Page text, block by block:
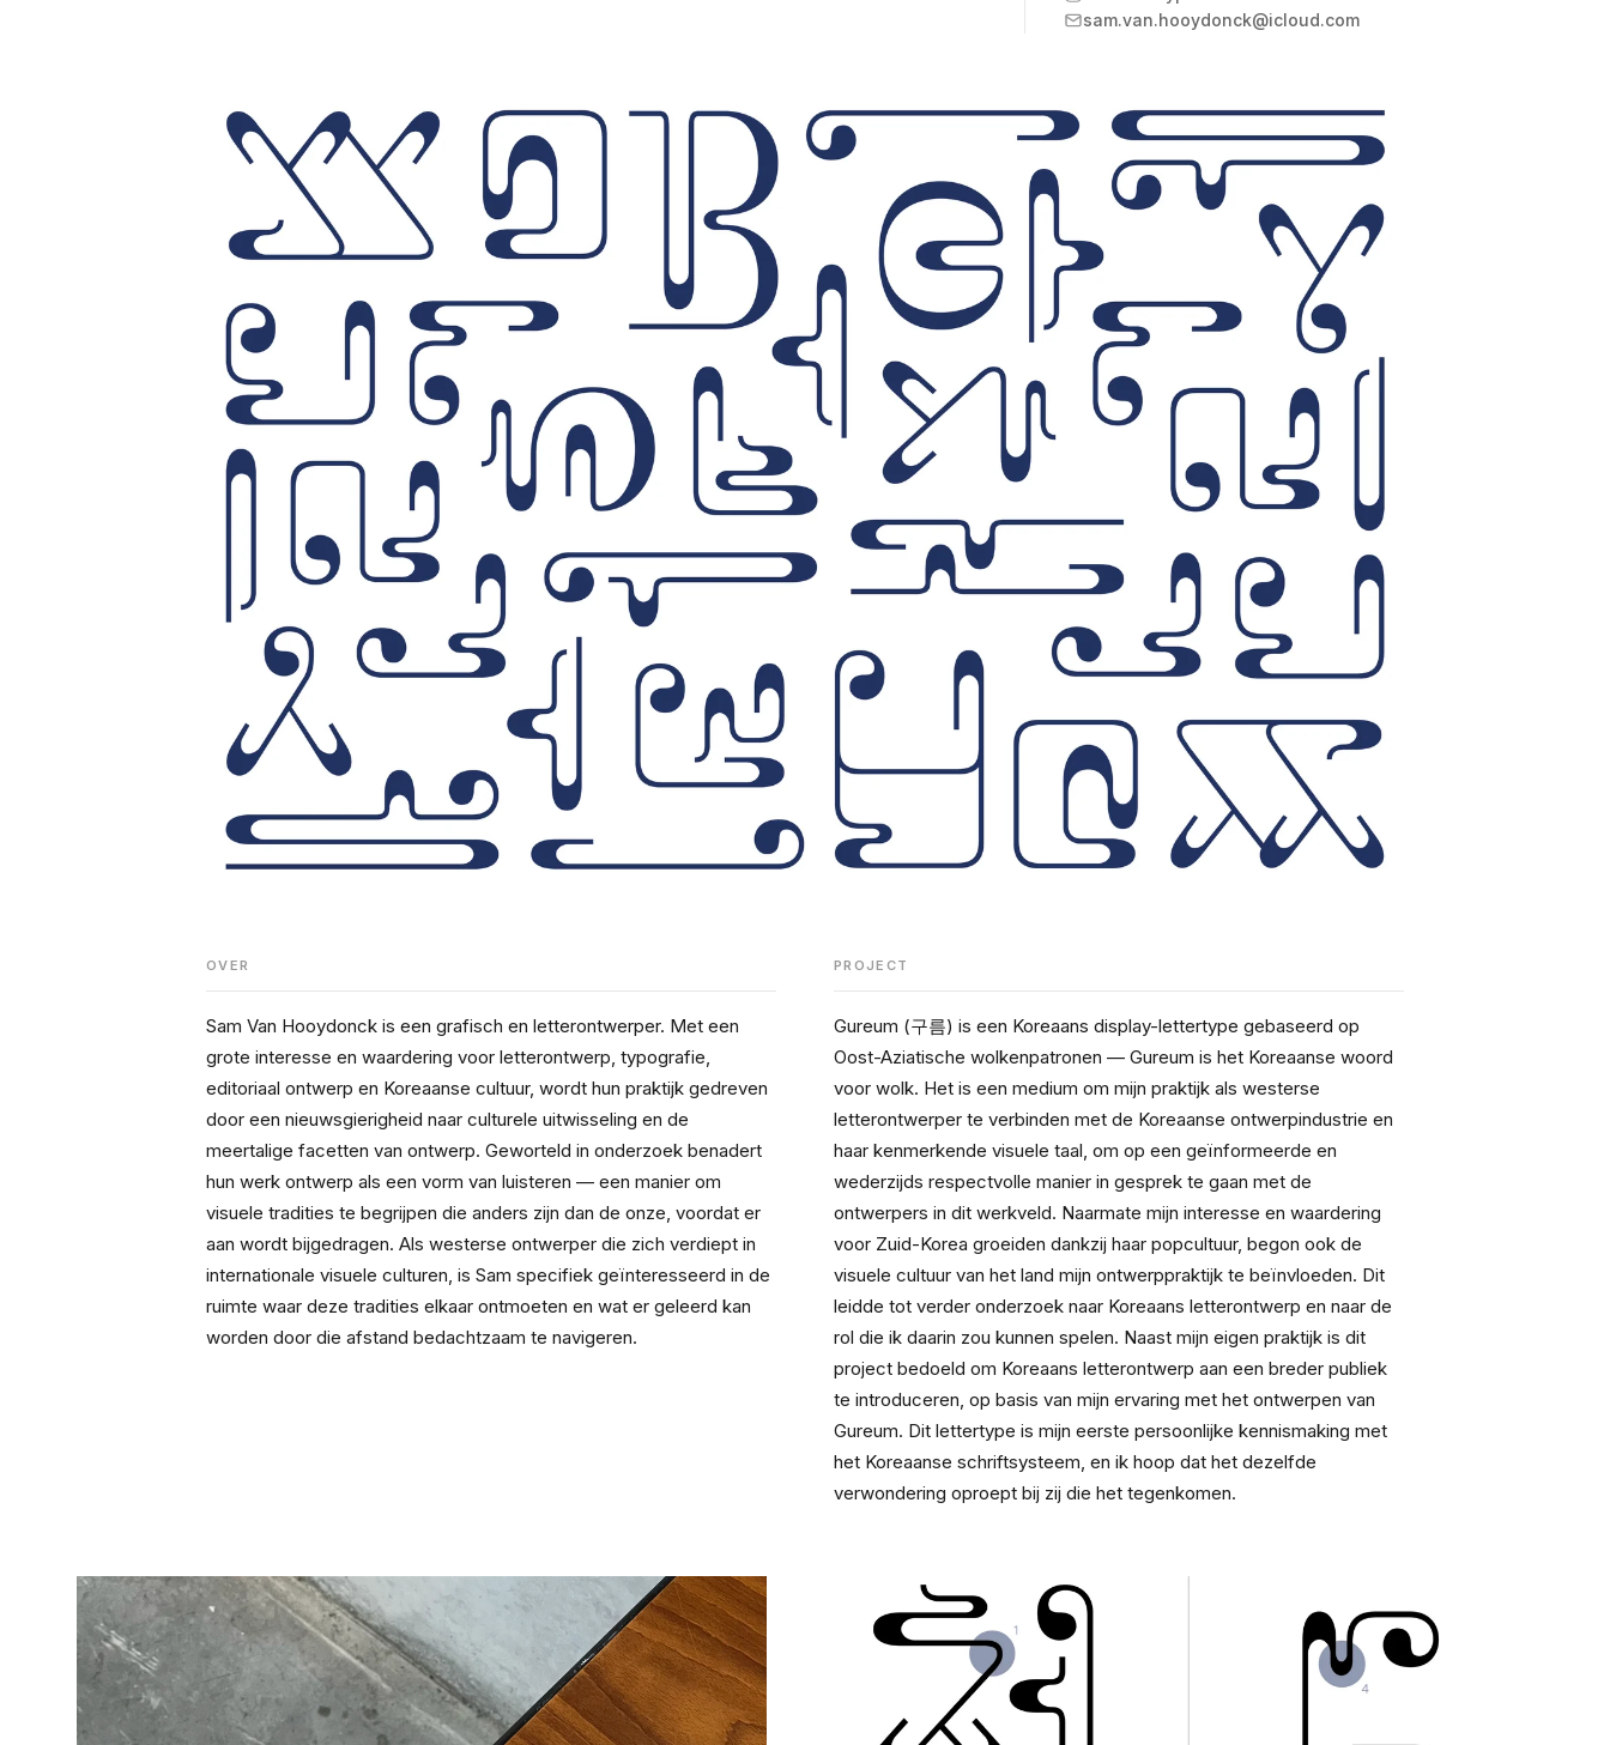
sam.van.hooydonck@icloud.com
OVER
Sam Van Hooydonck is een grafisch en letterontwerper. Met een
grote interesse en waardering voor letterontwerp, typografie,
editoriaal ontwerp en Koreaanse cultuur, wordt hun praktijk gedreven
door een nieuwsgierigheid naar culturele uitwisseling en de
meertalige facetten van ontwerp. Geworteld in onderzoek benadert
hun werk ontwerp als een vorm van luisteren — een manier om
visuele tradities te begrijpen die anders zijn dan de onze, voordat er
aan wordt bijgedragen. Als westerse ontwerper die zich verdiept in
internationale visuele culturen, is Sam specifiek geïnteresseerd in de
ruimte waar deze tradities elkaar ontmoeten en wat er geleerd kan
worden door die afstand bedachtzaam te navigeren.
PROJECT
Gureum (구름) is een Koreaans display-lettertype gebaseerd op
Oost-Aziatische wolkenpatronen — Gureum is het Koreaanse woord
voor wolk. Het is een medium om mijn praktijk als westerse
letterontwerper te verbinden met de Koreaanse ontwerpindustrie en
haar kenmerkende visuele taal, om op een geïnformeerde en
wederzijds respectvolle manier in gesprek te gaan met de
ontwerpers in dit werkveld. Naarmate mijn interesse en waardering
voor Zuid-Korea groeiden dankzij haar popcultuur, begon ook de
visuele cultuur van het land mijn ontwerppraktijk te beïnvloeden. Dit
leidde tot verder onderzoek naar Koreaans letterontwerp en naar de
rol die ik daarin zou kunnen spelen. Naast mijn eigen praktijk is dit
project bedoeld om Koreaans letterontwerp aan een breder publiek
te introduceren, op basis van mijn ervaring met het ontwerpen van
Gureum. Dit lettertype is mijn eerste persoonlijke kennismaking met
het Koreaanse schriftsysteem, en ik hoop dat het dezelfde
verwondering oproept bij zij die het tegenkomen.